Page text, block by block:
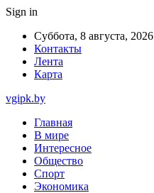
Sign in
Суббота, 8 августа, 2026
Контакты
Лента
Карта
vgipk.by
Главная
В мире
Интересное
Общество
Спорт
Экономика